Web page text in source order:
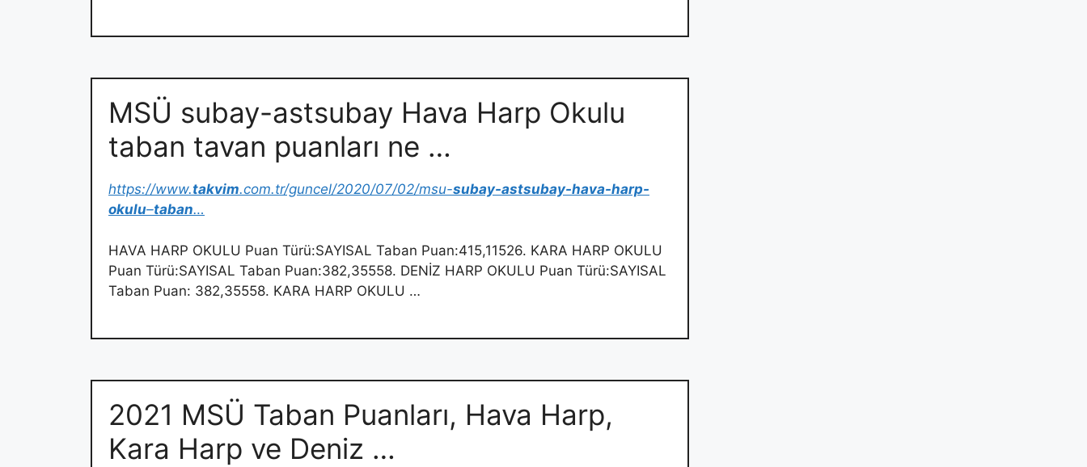
MSÜ subay-astsubay Hava Harp Okulu
taban tavan puanları ne …
https://www.takvim.com.tr/guncel/2020/07/02/msu-subay-astsubay-hava-harp-
okulu–taban…
HAVA HARP OKULU Puan Türü:SAYISAL Taban Puan:415,11526. KARA HARP OKULU
Puan Türü:SAYISAL Taban Puan:382,35558. DENİZ HARP OKULU Puan Türü:SAYISAL
Taban Puan: 382,35558. KARA HARP OKULU …
2021 MSÜ Taban Puanları, Hava Harp,
Kara Harp ve Deniz …